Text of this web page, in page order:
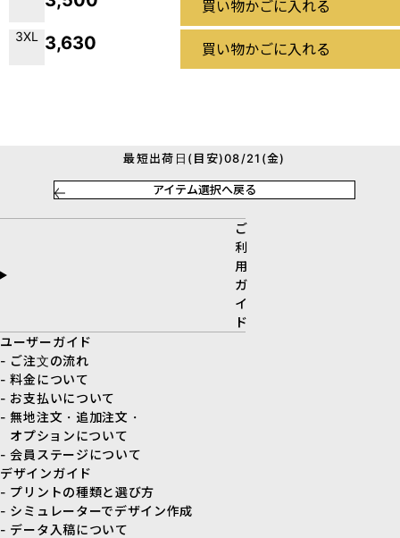
買い物かごに入れる
3XL 3,630 買い物かごに入れる
最短出荷日(目安)08/21(金)
アイテム選択へ戻る
ご
利
用
ガ
イ
ド
ユーザーガイド
- ご注文の流れ
- 料金について
- お支払いについて
- 無地注文・追加注文・
オプションについて
- 会員ステージについて
デザインガイド
- プリントの種類と選び方
- シミュレーターでデザイン作成
- データ入稿について